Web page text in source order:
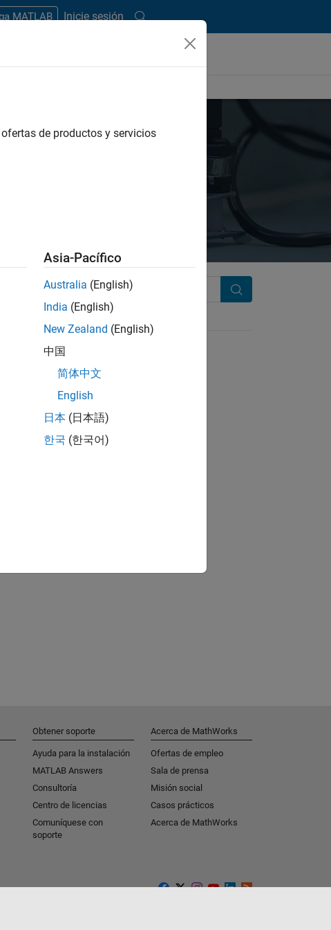
MATLAB Inicie sesión
Search
de productos y servicios
Asia-Pacífico
Australia (English)
India (English)
New Zealand (English)
中国
简体中文
English
日本 (日本語)
한국 (한국어)
Obtener soporte
Ayuda para la instalación
MATLAB Answers
Consultoría
Centro de licencias
Comuníquese con
soporte
Acerca de MathWorks
Ofertas de empleo
Sala de prensa
Misión social
Casos prácticos
Acerca de MathWorks